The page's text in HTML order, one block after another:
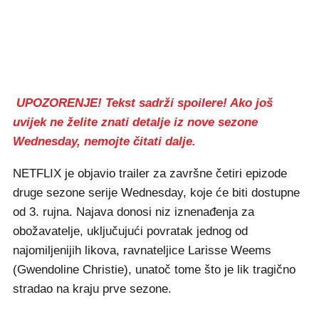
UPOZORENJE! Tekst sadrži spoilere! Ako još
uvijek ne želite znati detalje iz nove sezone
Wednesday, nemojte čitati dalje.
NETFLIX je objavio trailer za završne četiri epizode
druge sezone serije Wednesday, koje će biti dostupne
od 3. rujna. Najava donosi niz iznenađenja za
obožavatelje, uključujući povratak jednog od
najomiljenijih likova, ravnateljice Larisse Weems
(Gwendoline Christie), unatoč tome što je lik tragično
stradao na kraju prve sezone.